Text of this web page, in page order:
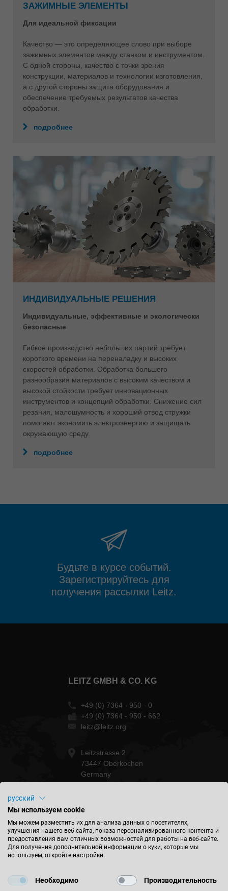
ЗАЖИМНЫЕ ЭЛЕМЕНТЫ
Для идеальной фиксации
Качество — это определяющее слово при выборе
зажимных элементов между станком и инструментом.
С одной стороны, качество с точки зрения
конструкции, материалов и технологии изготовления,
а с другой стороны защита оборудования и
обеспечение требуемых результатов качества
обработки.
подробнее
ИНДИВИДУАЛЬНЫЕ РЕШЕНИЯ
Индивидуальные, эффективные и экологически
безопасные
Гибкое производство небольших партий требует
короткого времени на переналадку и высоких
скоростей обработки. Обработка большего
разнообразия материалов с высоким качеством и
высокой стойкости требует инновационных
инструментов и концепций обработки. Снижение сил
резания, малошумность и хороший отвод стружки
помогают экономить электроэнергию и защищать
окружающую среду.
подробнее
Будьте в курсе событий.
Зарегистрируйтесь для
получения рассылки Leitz.
LEITZ GMBH & CO. KG
+49 (0) 7364 - 950 - 0
+49 (0) 7364 - 950 - 662
leitz@leitz.org
Leitzstrasse 2
73447 Oberkochen
Germany
БУДЬТЕ В КУРСЕ СОБЫТИЙ
русский
Мы используем cookie
Мы можем разместить их для анализа данных о посетителях,
улучшения нашего веб-сайта, показа персонализированного контента и
предоставления вам отличных возможностей для работы на веб-сайте.
Для получения дополнительной информации о куки, которые мы
используем, откройте настройки.
Необходимо Производительность